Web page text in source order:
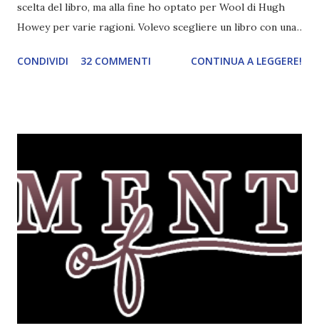
scelta del libro, ma alla fine ho optato per Wool di Hugh
Howey per varie ragioni. Volevo scegliere un libro con una
e poi dover aspettare con ansia il recap e sia perché
po' di tempo per pensarci e iscrivervi. Titolo: Wool (Silo
#1) Autore: Hugh Howey Anno: Ottobre 2013 Editore:
Fabbri Cosa faresti se il mondo fuori fosse letale e l’aria
che respiri potesse uccidere? Se vivessi in un luogo dove
ogni nascita richiede una morte e le tue scelte possono
salvare vite o distruggerle? Questo è il mondo di Wool. In
CONDIVIDI 32 COMMENTI CONTINUA A LEGGERE!